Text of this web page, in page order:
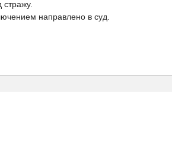
направлено в суд.